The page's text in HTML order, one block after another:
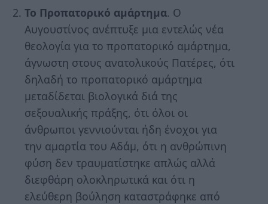
Το Προπατορικό αμάρτημα. Ο
Αυγουστίνος ανέπτυξε μια εντελώς νέα
θεολογία για το προπατορικό αμάρτημα,
άγνωστη στους ανατολικούς Πατέρες, ότι
δηλαδή το προπατορικό αμάρτημα
μεταδίδεται βιολογικά διά της
σεξουαλικής πράξης, ότι όλοι οι
άνθρωποι γεννιούνται ήδη ένοχοι για
την αμαρτία του Αδάμ, ότι η ανθρώπινη
φύση δεν τραυματίστηκε απλώς αλλά
διεφθάρη ολοκληρωτικά και ότι η
ελεύθερη βούληση καταστράφηκε από